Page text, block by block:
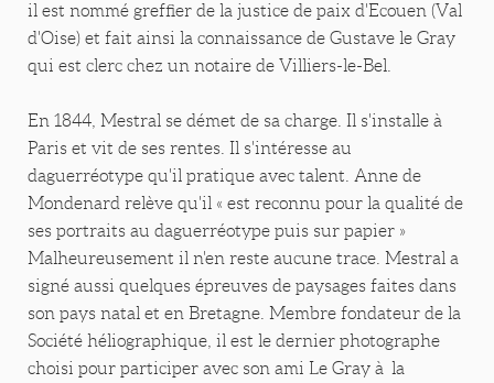
il est nommé greffier de la justice de paix d'Ecouen (Val
d'Oise) et fait ainsi la connaissance de Gustave le Gray
qui est clerc chez un notaire de Villiers-le-Bel.
En 1844, Mestral se démet de sa charge. Il s'installe à
Paris et vit de ses rentes. Il s'intéresse au
daguerréotype qu'il pratique avec talent. Anne de
Mondenard relève qu'il « est reconnu pour la qualité de
ses portraits au daguerréotype puis sur papier »
Malheureusement il n'en reste aucune trace. Mestral a
signé aussi quelques épreuves de paysages faites dans
son pays natal et en Bretagne. Membre fondateur de la
Société héliographique, il est le dernier photographe
choisi pour participer avec son ami Le Gray à la